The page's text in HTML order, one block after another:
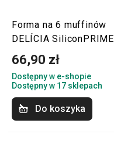
Forma na 6 muffinów
DELÍCIA SiliconPRIME
66,90 zł
Dostępny w e-shopie
Dostępny w 17 sklepach
Do koszyka